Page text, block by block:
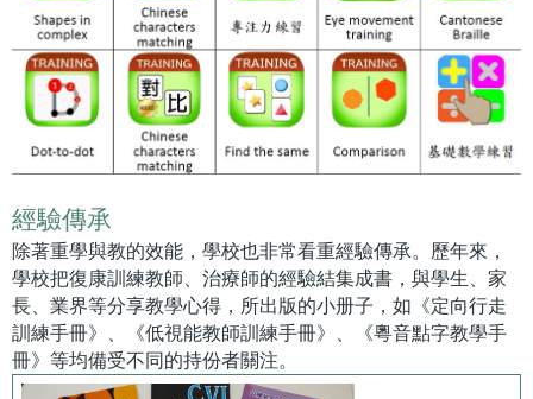
經驗傳承
除著重學與教的效能，學校也非常看重經驗傳承。歷年來，
學校把復康訓練教師、治療師的經驗結集成書，與學生、家
長、業界等分享教學心得，所出版的小册子，如《定向行走
訓練手冊》、《低視能教師訓練手冊》、《粵音點字教學手
冊》等均備受不同的持份者關注。